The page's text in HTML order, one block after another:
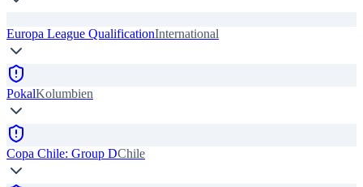
Europa League QualificationInternational
PokalKolumbien
Copa Chile: Group DChile